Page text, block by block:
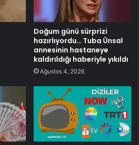
Doğum günü sürprizi
hazırlıyordu… Tuba Ünsal
annesinin hastaneye
kaldırıldığı haberiyle yıkıldı
Ağustos 4, 2026